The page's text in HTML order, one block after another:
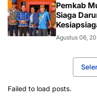
Pemkab
Siaga
Agustus 06,
Failed to load posts.